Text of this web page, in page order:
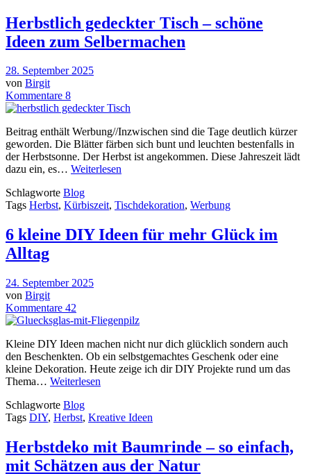
Herbstlich gedeckter Tisch – schöne
Ideen zum Selbermachen
28. September 2025
von Birgit
Kommentare 8
Beitrag enthält Werbung//Inzwischen sind die Tage deutlich kürzer
geworden. Die Blätter färben sich bunt und leuchten bestenfalls in
der Herbstsonne. Der Herbst ist angekommen. Diese Jahreszeit lädt
dazu ein, es… Weiterlesen
Schlagworte Blog
Tags Herbst, Kürbiszeit, Tischdekoration, Werbung
6 kleine DIY Ideen für mehr Glück im
Alltag
24. September 2025
von Birgit
Kommentare 42
Kleine DIY Ideen machen nicht nur dich glücklich sondern auch
den Beschenkten. Ob ein selbstgemachtes Geschenk oder eine
kleine Dekoration. Heute zeige ich dir DIY Projekte rund um das
Thema… Weiterlesen
Schlagworte Blog
Tags DIY, Herbst, Kreative Ideen
Herbstdeko mit Baumrinde – so einfach,
mit Schätzen aus der Natur